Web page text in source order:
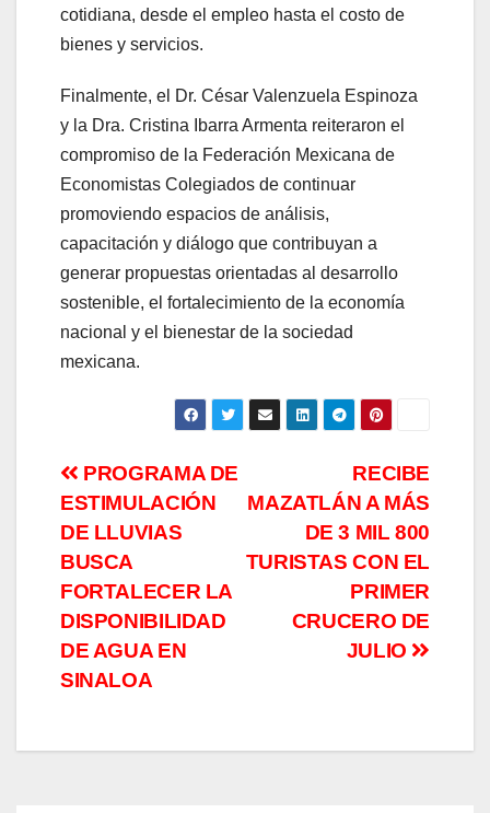
cotidiana, desde el empleo hasta el costo de
bienes y servicios.
Finalmente, el Dr. César Valenzuela Espinoza
y la Dra. Cristina Ibarra Armenta reiteraron el
compromiso de la Federación Mexicana de
Economistas Colegiados de continuar
promoviendo espacios de análisis,
capacitación y diálogo que contribuyan a
generar propuestas orientadas al desarrollo
sostenible, el fortalecimiento de la economía
nacional y el bienestar de la sociedad
mexicana.
Navegación
de
entradas
RECIBE
MAZATLÁN A MÁS
DE 3 MIL 800
TURISTAS CON EL
PRIMER
CRUCERO DE
JULIO
PROGRAMA DE
ESTIMULACIÓN
DE LLUVIAS
BUSCA
FORTALECER LA
DISPONIBILIDAD
DE AGUA EN
SINALOA